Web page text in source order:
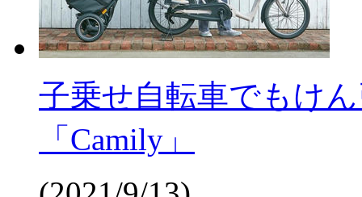
子乗せ自転車でもけ
「Camily」